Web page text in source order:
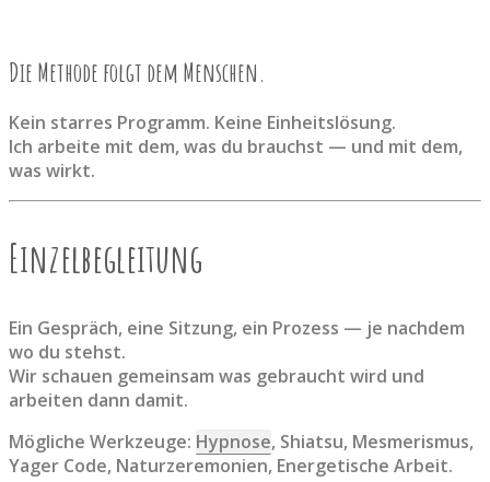
Die Methode folgt dem Menschen.
Kein starres Programm. Keine Einheitslösung.
Ich arbeite mit dem, was du brauchst — und mit dem,
was wirkt.
Einzelbegleitung
Ein Gespräch, eine Sitzung, ein Prozess — je nachdem
wo du stehst.
Wir schauen gemeinsam was gebraucht wird und
arbeiten dann damit.
Mögliche Werkzeuge: Hypnose, Shiatsu, Mesmerismus,
Yager Code, Naturzeremonien, Energetische Arbeit.